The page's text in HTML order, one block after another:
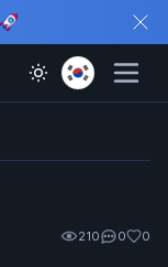
210 0 0